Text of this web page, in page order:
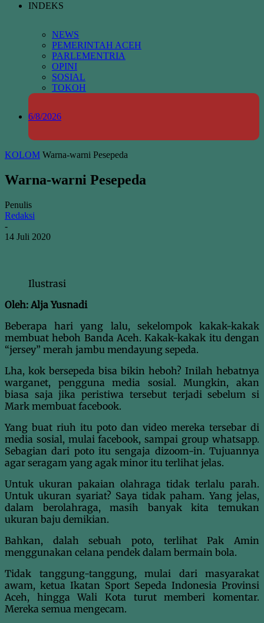
INDEKS
NEWS
PEMERINTAH ACEH
PARLEMENTRIA
OPINI
SOSIAL
TOKOH
6/8/2026
KOLOM Warna-warni Pesepeda
Warna-warni Pesepeda
Penulis
Redaksi
-
14 Juli 2020
Ilustrasi
Oleh: Alja Yusnadi
Beberapa hari yang lalu, sekelompok kakak-kakak
membuat heboh Banda Aceh. Kakak-kakak itu dengan
“jersey” merah jambu mendayung sepeda.
Lha, kok bersepeda bisa bikin heboh? Inilah hebatnya
warganet, pengguna media sosial. Mungkin, akan
biasa saja jika peristiwa tersebut terjadi sebelum si
Mark membuat facebook.
Yang buat riuh itu poto dan video mereka tersebar di
media sosial, mulai facebook, sampai group whatsapp.
Sebagian dari poto itu sengaja dizoom-in. Tujuannya
agar seragam yang agak minor itu terlihat jelas.
Untuk ukuran pakaian olahraga tidak terlalu parah.
Untuk ukuran syariat? Saya tidak paham. Yang jelas,
dalam berolahraga, masih banyak kita temukan
ukuran baju demikian.
Bahkan, dalah sebuah poto, terlihat Pak Amin
menggunakan celana pendek dalam bermain bola.
Tidak tanggung-tanggung, mulai dari masyarakat
awam, ketua Ikatan Sport Sepeda Indonesia Provinsi
Aceh, hingga Wali Kota turut memberi komentar.
Mereka semua mengecam.